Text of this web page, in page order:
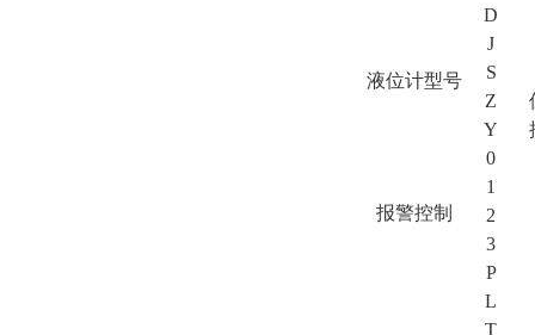
液位计型号
D
J
S
Z
Y
报警控制
0
1
2
3
P
L
T